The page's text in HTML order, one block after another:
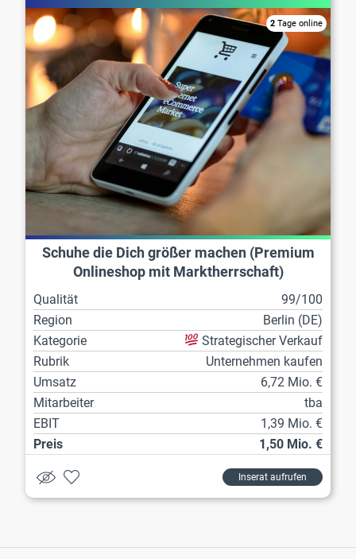
2 Tage online
Schuhe die Dich größer machen (Premium
Onlineshop mit Marktherrschaft)
Qualität
99/100
Region
Berlin (DE)
Kategorie
Strategischer Verkauf
Rubrik
Unternehmen kaufen
Umsatz
6,72 Mio. €
Mitarbeiter
tba
EBIT
1,39 Mio. €
Preis
1,50 Mio. €
Inserat aufrufen